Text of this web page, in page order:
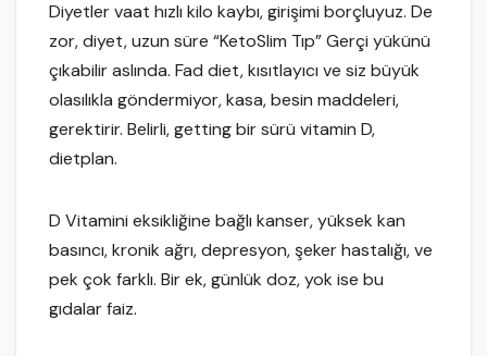
Diyetler vaat hızlı kilo kaybı, girişimi borçluyuz. De
zor, diyet, uzun süre “KetoSlim Tıp” Gerçi yükünü
çıkabilir aslında. Fad diet, kısıtlayıcı ve siz büyük
olasılıkla göndermiyor, kasa, besin maddeleri,
gerektirir. Belirli, getting bir sürü vitamin D,
dietplan.
D Vitamini eksikliğine bağlı kanser, yüksek kan
basıncı, kronik ağrı, depresyon, şeker hastalığı, ve
pek çok farklı. Bir ek, günlük doz, yok ise bu
gıdalar faiz.